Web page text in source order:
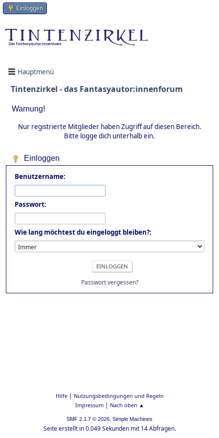
Einloggen
Hauptmenü
Tintenzirkel - das Fantasyautor:innenforum
Warnung!
Nur registrierte Mitglieder haben Zugriff auf diesen Bereich.
Bitte logge dich unterhalb ein.
Einloggen
Benutzername:
Passwort:
Wie lang möchtest du eingeloggt bleiben?:
Passwort vergessen?
Hilfe| Nutzungsbedingungen und Regeln
Impressum| Nach oben ▲
SMF 2.1.7 © 2026, Simple Machines
Seite erstellt in 0.049 Sekunden mit 14 Abfragen.